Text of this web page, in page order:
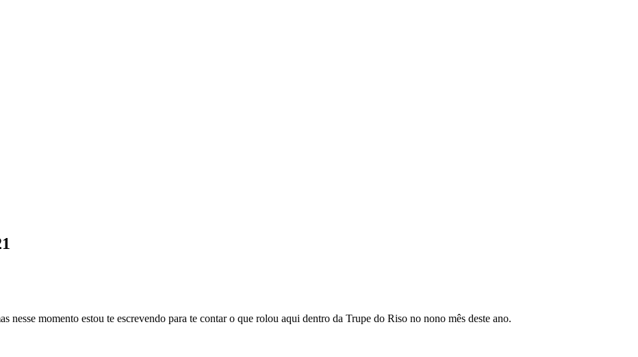
nesse momento estou te escrevendo para te contar o que rolou aqui dentro da Trupe do Riso no nono mês deste ano.